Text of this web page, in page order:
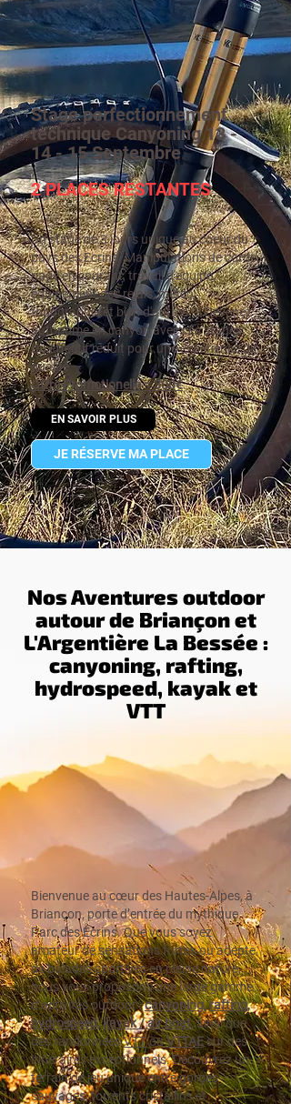
Stage perfectionnement
technique Canyoning 13 -
14 - 15 Septembre
2 PLACES RESTANTES
Un stage de 3 jours unique au coeur du
pays des Ecrins. Manipulations de corde,
nage en courant, travail d'équipe,
équipement des relais, météo,
topographie et bien d'autres !!! Devenez
autonome en canyon avec ces stages.
Un effectif réduit pour une expérience de
qualité.
Offre Promotionelle = 300€
EN SAVOIR PLUS
JE RÉSERVE MA PLACE
Nos Aventures outdoor
autour de Briançon et
L'Argentière La Bessée :
canyoning, rafting,
hydrospeed, kayak et
VTT
Bienvenue au cœur des Hautes-Alpes, à
Briançon, porte d’entrée du mythique
Parc des Écrins. Que vous soyez
amateur de sensations fortes ou adepte
de balades sportives en pleine nature,
nous vous proposons une large gamme
d’activités outdoor :canyoning,rafting,
hydrospeed,kayak / air boat, ainsi que
des randonnéesVTTouVTTAEsur des
itinéraires exceptionnels. Découvrez un
terrain de jeu unique entre gorges
sauvages, torrents cristallins et